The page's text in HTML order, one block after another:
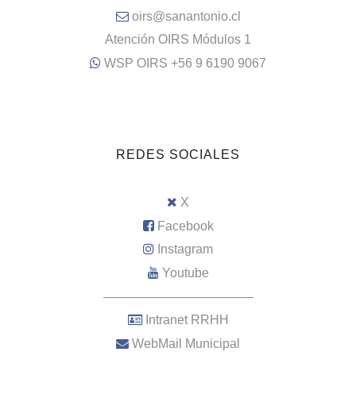
oirs@sanantonio.cl
Atención OIRS Módulos 1
WSP OIRS +56 9 6190 9067
REDES SOCIALES
X
Facebook
Instagram
Youtube
–––––––––––––––––––––
Intranet RRHH
WebMail Municipal